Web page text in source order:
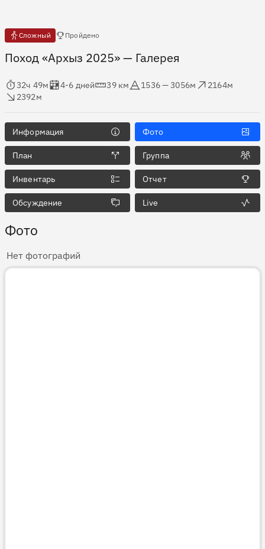
Сложный Пройдено
Поход «Архыз 2025»— Галерея
в пути
32ч 49м
Оценка в днях
4-6 дней
Дистанция
39 км
Абсолютная высота
1536 — 3056м
Набор высоты
2164м
2392м
Информация Фото
План Группа
Инвентарь Отчет
Обсуждение Live
Фото
Нет фотографий